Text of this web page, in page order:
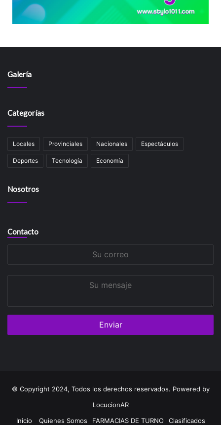
Galería
Categorías
Locales Provinciales Nacionales Espectáculos
Deportes Tecnología Economía
Nosotros
Contacto
© Copyright 2024, Todos los derechos reservados. Powered by
LocucionAR
Inicio
Quienes Somos FARMACIAS DE TURNO Clasificados